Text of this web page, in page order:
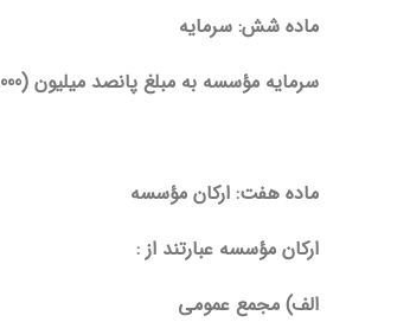
ماده شش: سرمایه
سرمایه مؤسسه به مبلغ پانصد میلیون (500000) ريال به صورت آورده نقدی و تمام پرداخت شده و تماما متعلق به سازمان تأمین اجتماعی می‌باشد.
ماده هفت: ارکان مؤسسه
ارکان مؤسسه عبارتند از :
الف) مجمع عمومی